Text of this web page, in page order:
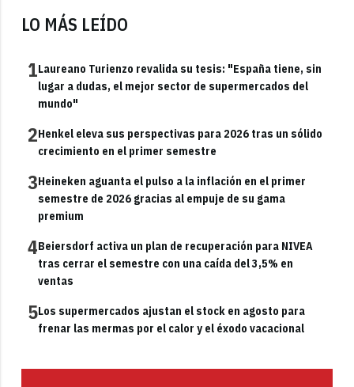
LO MÁS LEÍDO
1Laureano Turienzo revalida su tesis: "España tiene, sin
lugar a dudas, el mejor sector de supermercados del
mundo"
2Henkel eleva sus perspectivas para 2026 tras un sólido
crecimiento en el primer semestre
3Heineken aguanta el pulso a la inflación en el primer
semestre de 2026 gracias al empuje de su gama
premium
4Beiersdorf activa un plan de recuperación para NIVEA
tras cerrar el semestre con una caída del 3,5% en
ventas
5Los supermercados ajustan el stock en agosto para
frenar las mermas por el calor y el éxodo vacacional